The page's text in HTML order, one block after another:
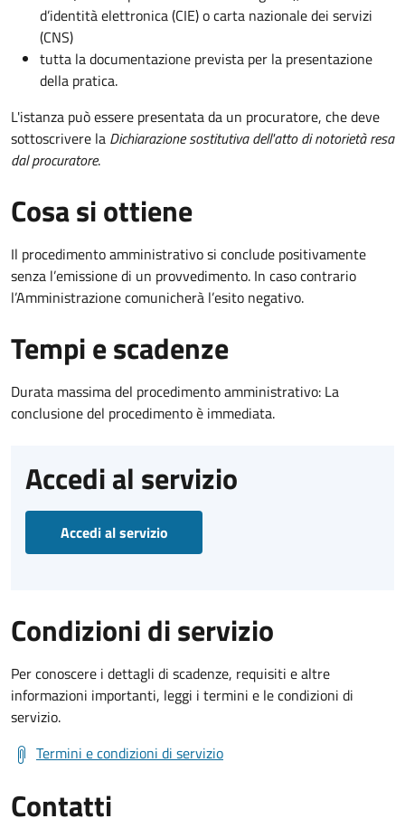
d’identità elettronica (CIE) o carta nazionale dei servizi
(CNS)
tutta la documentazione prevista per la presentazione
della pratica.
L'istanza può essere presentata da un procuratore, che deve
sottoscrivere la Dichiarazione sostitutiva dell'atto di notorietà resa
dal procuratore.
Cosa si ottiene
Il procedimento amministrativo si conclude positivamente
senza l’emissione di un provvedimento. In caso contrario
l’Amministrazione comunicherà l’esito negativo.
Tempi e scadenze
Durata massima del procedimento amministrativo: La
conclusione del procedimento è immediata.
Accedi al servizio
Accedi al servizio
Condizioni di servizio
Per conoscere i dettagli di scadenze, requisiti e altre
informazioni importanti, leggi i termini e le condizioni di
servizio.
Termini e condizioni di servizio
Contatti